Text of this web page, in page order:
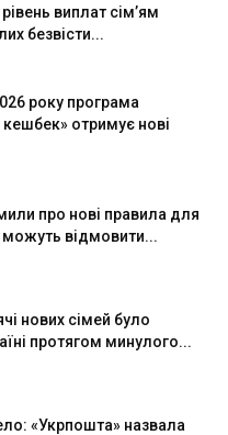
виплат сім’ям
безвісти...
року програма
отримує нові
про нові правила для
можуть відмовити...
нових сімей було
протягом минулого...
«Укрпошта» назвала